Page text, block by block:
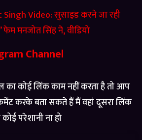
Video: सुसाइड करने जा रही
फेम मनजोत सिंह ने, वीडियो
Channel
कोई लिंक काम नहीं करता है तो आप
करके बता सकते हैं मैं वहां दूसरा लिंक
परेशानी ना हो